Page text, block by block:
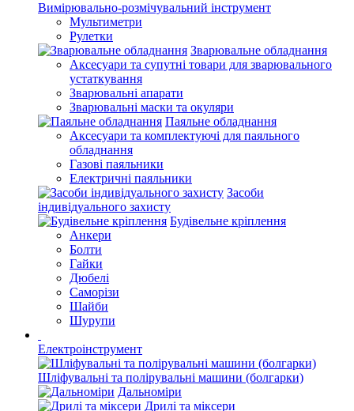
Вимірювально-розмічувальний інструмент
Мультиметри
Рулетки
Зварювальне обладнання
Аксесуари та супутні товари для зварювального
устаткування
Зварювальні апарати
Зварювальні маски та окуляри
Паяльне обладнання
Аксесуари та комплектуючі для паяльного
обладнання
Газові паяльники
Електричні паяльники
Засоби
індивідуального захисту
Будівельне кріплення
Анкери
Болти
Гайки
Дюбелі
Саморізи
Шайби
Шурупи
Електроінструмент
Шліфувальні та полірувальні машини (болгарки)
Дальноміри
Дрилі та міксери